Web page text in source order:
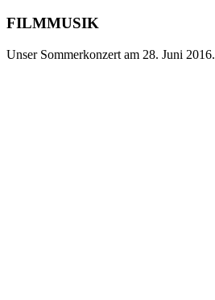
FILMMUSIK
Unser Sommerkonzert am 28. Juni 2016.